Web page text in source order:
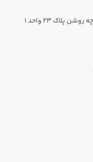
تهران، بالاتر از میدان ولیعصر کوچه روشن پلاک ۲۳ واحد ۱